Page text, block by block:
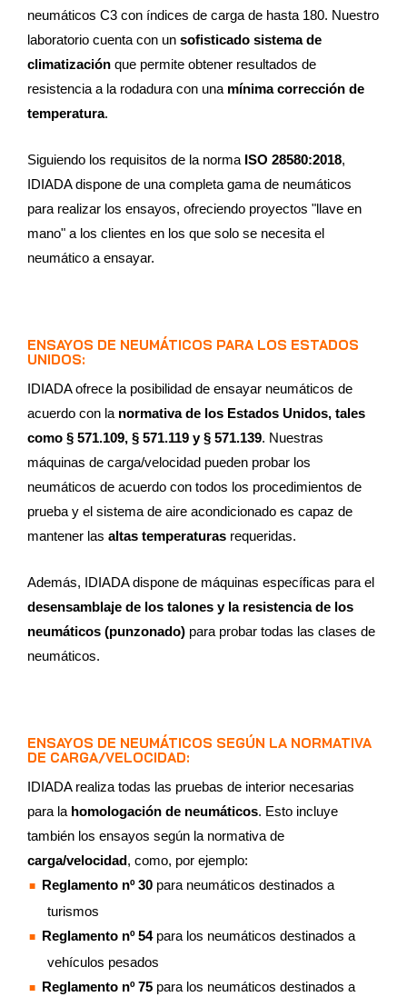
neumáticos C3 con índices de carga de hasta 180. Nuestro
laboratorio cuenta con un sofisticado sistema de
climatización que permite obtener resultados de
resistencia a la rodadura con una mínima corrección de
temperatura.
Siguiendo los requisitos de la norma ISO 28580:2018,
IDIADA dispone de una completa gama de neumáticos
para realizar los ensayos, ofreciendo proyectos "llave en
mano" a los clientes en los que solo se necesita el
neumático a ensayar.
ENSAYOS DE NEUMÁTICOS PARA LOS ESTADOS
UNIDOS:
IDIADA ofrece la posibilidad de ensayar neumáticos de
acuerdo con la normativa de los Estados Unidos, tales
como § 571.109, § 571.119 y § 571.139. Nuestras
máquinas de carga/velocidad pueden probar los
neumáticos de acuerdo con todos los procedimientos de
prueba y el sistema de aire acondicionado es capaz de
mantener las altas temperaturas requeridas.
Además, IDIADA dispone de máquinas específicas para el
desensamblaje de los talones y la resistencia de los
neumáticos (punzonado) para probar todas las clases de
neumáticos.
ENSAYOS DE NEUMÁTICOS SEGÚN LA NORMATIVA
DE CARGA/VELOCIDAD:
IDIADA realiza todas las pruebas de interior necesarias
para la homologación de neumáticos. Esto incluye
también los ensayos según la normativa de
carga/velocidad, como, por ejemplo:
Reglamento nº 30 para neumáticos destinados a
turismos
Reglamento nº 54para los neumáticos destinados a
vehículos pesados
Reglamento nº 75 para los neumáticos destinados a